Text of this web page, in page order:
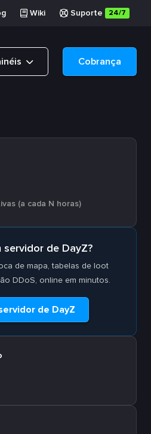
Wiki Suporte 24/7
Cobrança
(a cada N horas)
servidor de DayZ?
de mapa, tabelas de loot
DDoS, online em minutos.
de DayZ